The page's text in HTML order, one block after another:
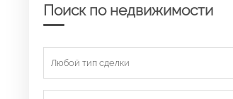
Поиск по недвижимости
Любой тип сделки